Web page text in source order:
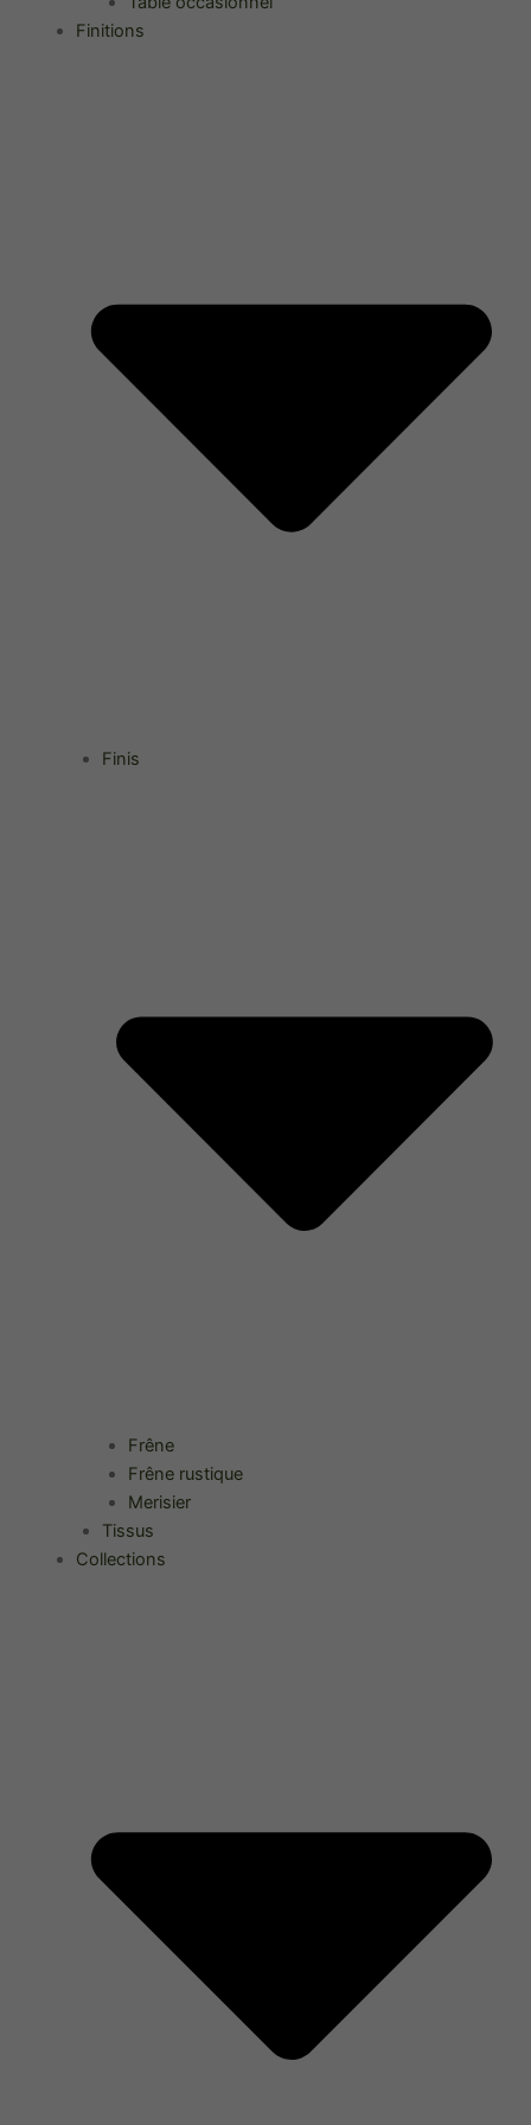
Finitions
Finis
Frêne
Frêne rustique
Merisier
Tissus
Collections